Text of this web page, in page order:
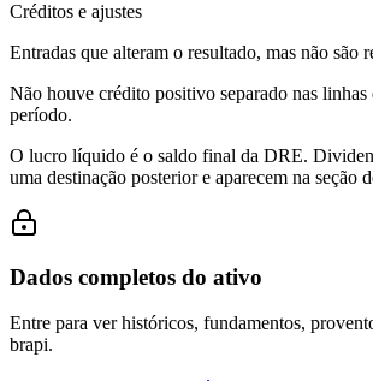
Créditos e ajustes
Entradas que alteram o resultado, mas não são
Não houve crédito positivo separado nas linhas
período.
O lucro líquido é o saldo final da DRE.
uma destinação posterior e aparecem na seção
Dados completos do ativo
Entre para ver históricos, fundamentos,
brapi.